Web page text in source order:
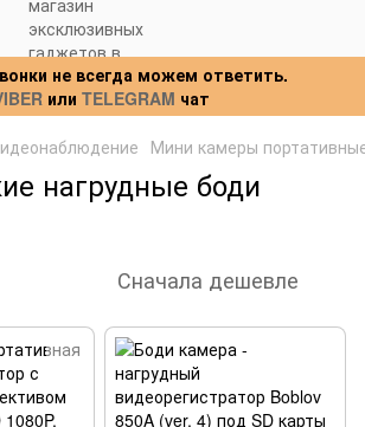
не всегда можем ответить.
или TELEGRAM чат
Мини камеры
нагрудные боди
Сначала дешевле